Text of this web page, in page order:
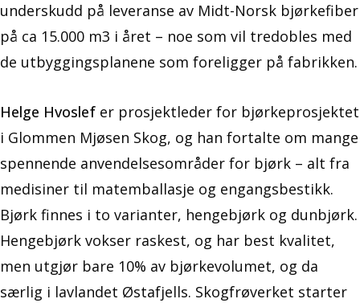
underskudd på leveranse av Midt-Norsk bjørkefiber
på ca 15.000 m3 i året – noe som vil tredobles med
de utbyggingsplanene som foreligger på fabrikken.
Helge Hvoslef er prosjektleder for bjørkeprosjektet
i Glommen Mjøsen Skog, og han fortalte om mange
spennende anvendelsesområder for bjørk – alt fra
medisiner til matemballasje og engangsbestikk.
Bjørk finnes i to varianter, hengebjørk og dunbjørk.
Hengebjørk vokser raskest, og har best kvalitet,
men utgjør bare 10% av bjørkevolumet, og da
særlig i lavlandet Østafjells. Skogfrøverket starter